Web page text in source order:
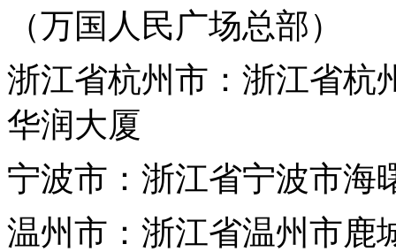
（万国 人民广场总部）
浙江省杭州市：浙江省杭
华润大厦
宁波市：浙江省宁波市海
温州市：浙江省温州市鹿